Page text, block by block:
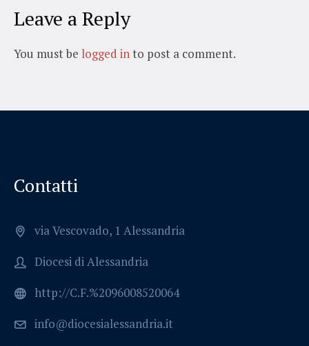
Leave a Reply
You must be logged into post a comment.
Contatti
via Vescovado, 1 Alessandria
Diocesi di Alessandria
http://C.F.%2096008520064
info@diocesialessandria.it